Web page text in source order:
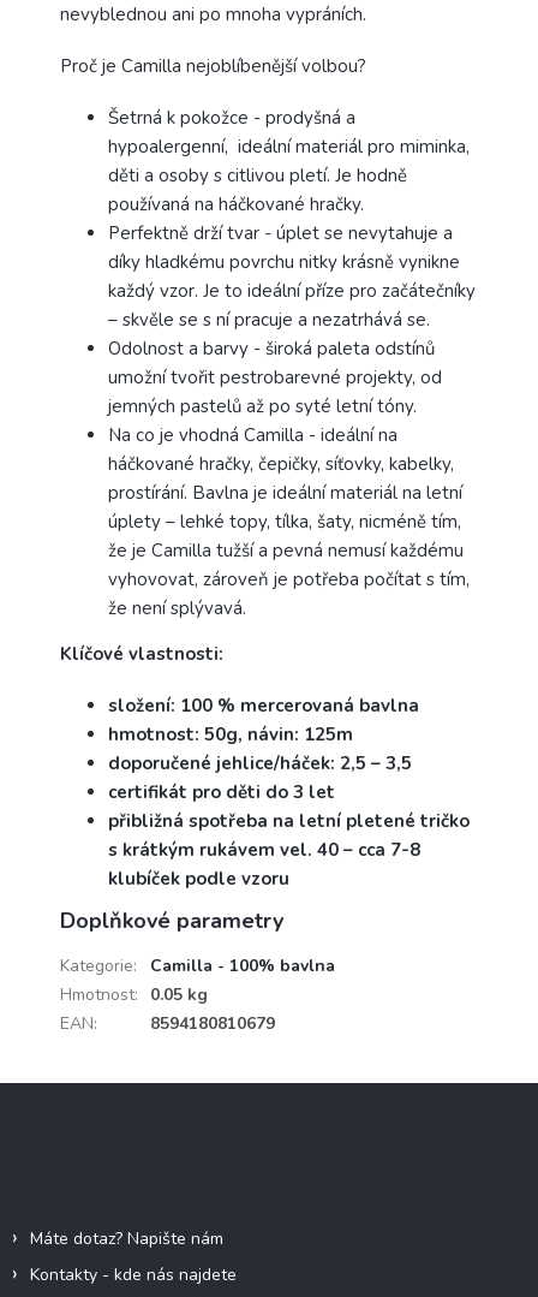
nevyblednou ani po mnoha vypráních.
Proč je Camilla nejoblíbenější volbou?
Šetrná k pokožce - prodyšná a
hypoalergenní, ideální materiál pro miminka,
děti a osoby s citlivou pletí. Je hodně
používaná na háčkované hračky.
Perfektně drží tvar - úplet se nevytahuje a
díky hladkému povrchu nitky krásně vynikne
každý vzor. Je to ideální příze pro začátečníky
– skvěle se s ní pracuje a nezatrhává se.
Odolnost a barvy - široká paleta odstínů
umožní tvořit pestrobarevné projekty, od
jemných pastelů až po syté letní tóny.
Na co je vhodná Camilla - ideální na
háčkované hračky, čepičky, síťovky, kabelky,
prostírání. Bavlna je ideální materiál na letní
úplety – lehké topy, tílka, šaty, nicméně tím,
že je Camilla tužší a pevná nemusí každému
vyhovovat, zároveň je potřeba počítat s tím,
že není splývavá.
Klíčové vlastnosti:
složení: 100 % mercerovaná bavlna
hmotnost: 50g, návin: 125m
doporučené jehlice/háček: 2,5 – 3,5
certifikát pro děti do 3 let
přibližná spotřeba na letní pletené tričko
s krátkým rukávem vel. 40 – cca 7-8
klubíček podle vzoru
Doplňkové parametry
Kategorie:
Camilla - 100% bavlna
Hmotnost:
0.05 kg
EAN: 8594180810679
Máte dotaz? Napište nám
Kontakty - kde nás najdete